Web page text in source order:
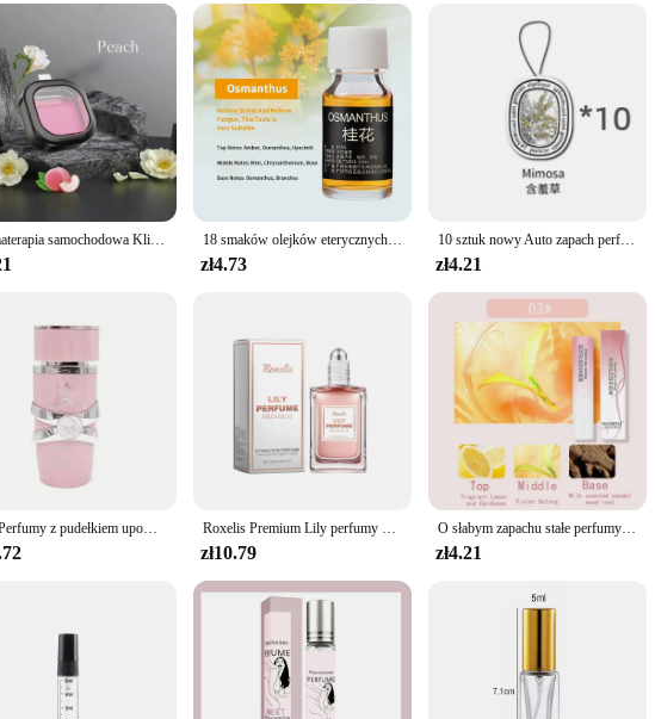
The product's efficiency and design are sure to attract a wide range of buyers, making it a
choice for anyone looking to elevate their space with a touch of elegance and freshness.
Aromaterapia samochodowa Klips do perfum samochodowych Otwory wentylacyjne Dekoracja samochodu Długotrwały, wysokiej klasy lekki zapach Perfumy samochodowe 18 smaków olejków eterycznych do rozpylacz zapachów nawilżacza powietrza w domu rozpuszczalne w wodzie 10ml zapachy odświeżające powietrze olejek zapachowy perfumy
zł4.73
10 sztuk nowy Auto zapach perfumy kobiety odświeżacz powietrza do samochodu trwały zapach dyfuzor do perfum wiszące perfumy samochodowe akcesoria ozdoba
zł4.21
Yara Perfumy z pudełkiem upominkowym 100 ml (3,4 uncji) Luksusowa marka Trwały zapach Perfumy damskie w sprayu Zapach kwiatowy Woda perfumowana Kolonia Roxelis Premium Lily perfumy damskie perfumy z feromonami zapach damski naturalny świeży zapach urok perfumy kulka 0,51 uncji
zł10.79
O słabym zapachu stałe perfumy balsam w sztyfcie dla kobiet mężczyzn antyperspirant długotrwałe zapachy długopis łatwy w użyciu dezodoranty
zł4.21